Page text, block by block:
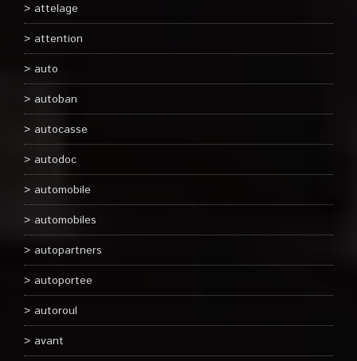
attelage
attention
auto
autoban
autocasse
autodoc
automobile
automobiles
autopartners
autoportee
autoroul
avant